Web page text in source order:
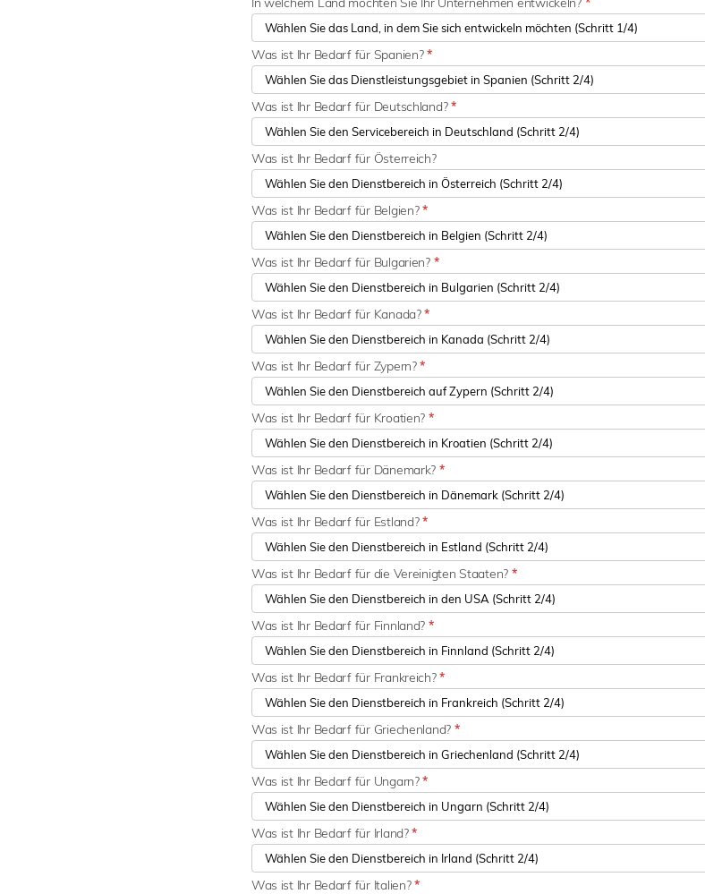
Was ist Ihr Bedarf für Spanien?*
Was ist Ihr Bedarf für Deutschland?*
Was ist Ihr Bedarf für Österreich?
Was ist Ihr Bedarf für Belgien?*
Was ist Ihr Bedarf für Bulgarien? *
Was ist Ihr Bedarf für Kanada?*
Was ist Ihr Bedarf für Zypern?*
Was ist Ihr Bedarf für Kroatien? *
Was ist Ihr Bedarf für Dänemark? *
Was ist Ihr Bedarf für Estland?*
Was ist Ihr Bedarf für die Vereinigten Staaten? *
Was ist Ihr Bedarf für Finnland? *
Was ist Ihr Bedarf für Frankreich?*
Was ist Ihr Bedarf für Griechenland? *
Was ist Ihr Bedarf für Ungarn?*
Was ist Ihr Bedarf für Irland?*
Was ist Ihr Bedarf für Italien?*